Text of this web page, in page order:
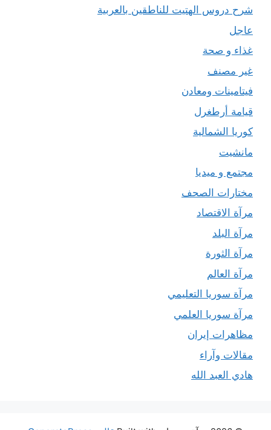
شرح دروس الهتيت للناطقين بالعربية
عاجل
غذاء و صحة
غير مصنف
فيتامينات ومعادن
قيامة أرطغرل
كوريا الشمالية
مانشيت
مجتمع و ميديا
مختارات الصحف
مرآة الاقتصاد
مرآة البلد
مرآة الثورة
مرآة العالم
مرآة سوريا التعليمي
مرآة سوريا العلمي
مظاهرات إيران
مقالات وآراء
هادي العبد الله